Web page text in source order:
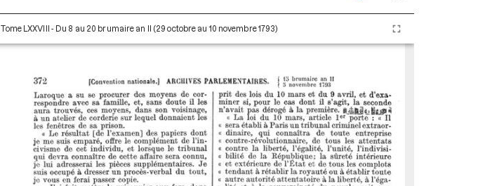
Tome LXXVIII - Du 8 au 20 brumaire an II (29 octobre au 10 novembre 1793)